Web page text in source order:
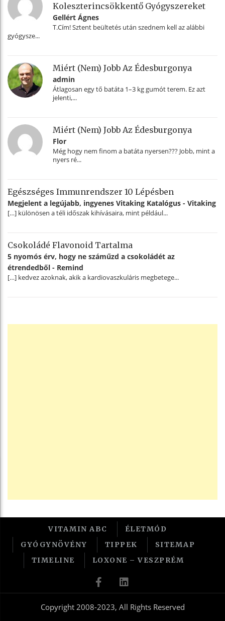
Koleszterincsökkentő Gyógyszereket
Gellért Ágnes
T.Cím! Sztent beültetés után szednem kell az alábbi
gyógysze...
Miért (nem) Jobb Az Édesburgonya
admin
Átlagosan egy tő batáta 1–3 kg gumót terem. Ez azt
jelenti,...
Miért (nem) Jobb Az Édesburgonya
Flor
Még hogy nem finom a batáta nyersen??? Jobb, mint a
nyers ré...
Egészséges Immunrendszer 10 Lépésben
Megjelent a legújabb, ingyenes Vitaking Katalógus - Vitaking
[…] különösen a téli időszak kihívásaira, mint például...
Csokoládé Flavonoid Tartalma
5 nyomós érv, hogy ne száműzd a csokoládét az
étrendedből - Remind
[…] kedvez azoknak, akik a kardiovaszkuláris megbetege...
VITAMIN ABC
ÉLETMÓD
GYÓGYNÖVÉNY
TIPPEK
SITEMAP
TIMELINE
LOXONE – VESZPRÉM
Copyright 2008-2023, All Rights Reserved